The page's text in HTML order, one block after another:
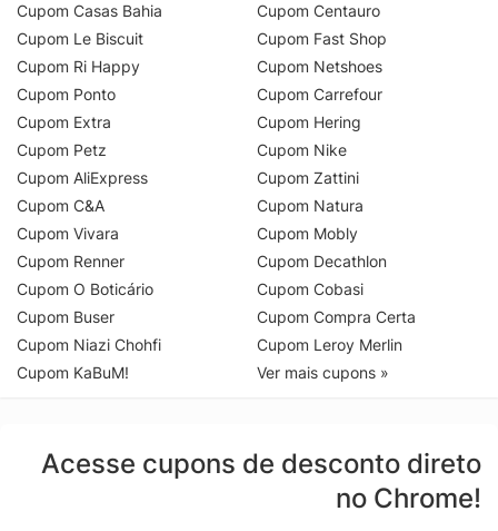
Cupom Casas Bahia
Cupom Le Biscuit
Cupom Ri Happy
Cupom Ponto
Cupom Extra
Cupom Petz
Cupom AliExpress
Cupom C&A
Cupom Vivara
Cupom Renner
Cupom O Boticário
Cupom Buser
Cupom Niazi Chohfi
Cupom KaBuM!
Cupom Centauro
Cupom Fast Shop
Cupom Netshoes
Cupom Carrefour
Cupom Hering
Cupom Nike
Cupom Zattini
Cupom Natura
Cupom Mobly
Cupom Decathlon
Cupom Cobasi
Cupom Compra Certa
Cupom Leroy Merlin
Ver mais cupons »
Acesse cupons de desconto direto
no Chrome!